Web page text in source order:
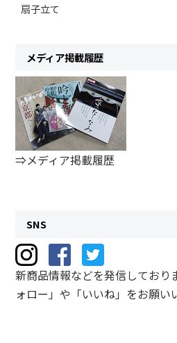
扇子立て
メディア掲載履歴
⇒メディア掲載履歴
SNS
新商品情報などを発信しており
ォロー」や「いいね」をお願い